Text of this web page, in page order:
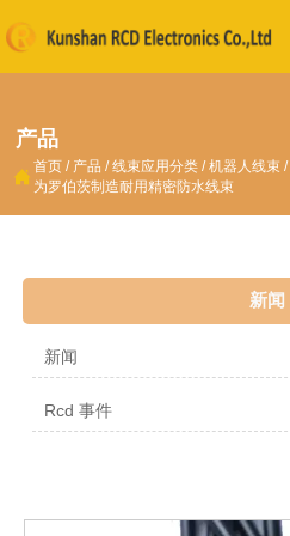
产品
 首页 / 产品 /线束应用分类 /机器人线束 /
为罗伯茨制造耐用精密防水线束
新闻
新闻
Rcd 事件